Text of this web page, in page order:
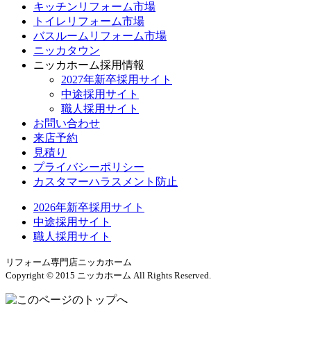
キッチンリフォーム市場
トイレリフォーム市場
バスルームリフォーム市場
ニッカタウン
ニッカホーム採用情報
2027年新卒採用サイト
中途採用サイト
職人採用サイト
お問い合わせ
来店予約
見積り
プライバシーポリシー
カスタマーハラスメント防止
2026年新卒採用サイト
中途採用サイト
職人採用サイト
リフォーム専門店ニッカホーム
Copyright © 2015 ニッカホーム All Rights Reserved.